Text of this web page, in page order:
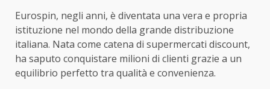
Eurospin, negli anni, è diventata una vera e propria
istituzione nel mondo della grande distribuzione
italiana. Nata come catena di supermercati discount,
ha saputo conquistare milioni di clienti grazie a un
equilibrio perfetto tra qualità e convenienza.